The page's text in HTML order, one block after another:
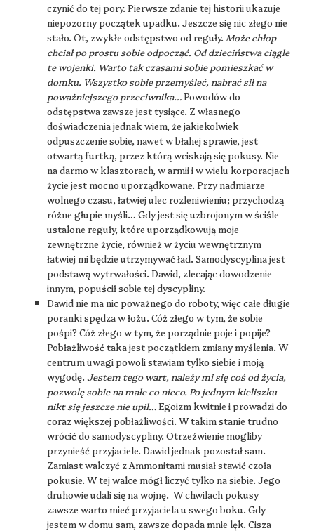
czynić do tej pory. Pierwsze zdanie tej historii ukazuje
niepozorny początek upadku. Jeszcze się nic złego nie
stało. Ot, zwykłe odstępstwo od reguły. Może chłop
chciał po prostu sobie odpocząć. Od dzieciństwa ciągle
te wojenki. Warto tak czasami sobie pomieszkać w
domku. Wszystko sobie przemyśleć, nabrać sił na
poważniejszego przeciwnika…
Powodów do
odstępstwa zawsze jest tysiące. Z własnego
doświadczenia jednak wiem, że jakiekolwiek
odpuszczenie sobie, nawet w błahej sprawie, jest
otwartą furtką, przez którą wciskają się pokusy. Nie
na darmo w klasztorach, w armii i w wielu korporacjach
życie jest mocno uporządkowane. Przy nadmiarze
wolnego czasu, łatwiej ulec rozleniwieniu; przychodzą
różne głupie myśli… Gdy jest się uzbrojonym w ściśle
ustalone reguły, które uporządkowują moje
zewnętrzne życie, również w życiu wewnętrznym
łatwiej mi będzie utrzymywać ład. Samodyscyplina jest
podstawą wytrwałości. Dawid, zlecając dowodzenie
innym, popuścił sobie tej dyscypliny.
Dawid nie ma nic poważnego do roboty, więc całe długie
poranki spędza w łożu. Cóż złego w tym, że sobie
pośpi? Cóż złego w tym, że porządnie poje i popije?
Pobłażliwość taka jest początkiem zmiany myślenia. W
centrum uwagi powoli stawiam tylko siebie i moją
wygodę. Jestem tego wart, należy mi się coś od życia,
pozwolę sobie na małe co nieco. Po jednym kieliszku
nikt się jeszcze nie upił…
Egoizm kwitnie i prowadzi do
coraz większej pobłażliwości. W takim stanie trudno
wrócić do samodyscypliny. Otrzeźwienie mogliby
przynieść przyjaciele. Dawid jednak pozostał sam.
Zamiast walczyć z Ammonitami musiał stawić czoła
pokusie. W tej walce mógł liczyć tylko na siebie. Jego
druhowie udali się na wojnę. W chwilach pokusy
zawsze warto mieć przyjaciela u swego boku. Gdy
jestem w domu sam, zawsze dopada mnie lęk. Cisza